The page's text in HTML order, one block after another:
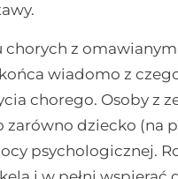
z
wiadomo z
chorego. Osoby z
dziecko (na
psychologicznej.